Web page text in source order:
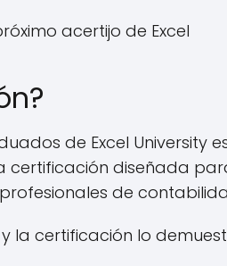
acertijo de Excel
de Excel University
diseñada
de
la certificación lo